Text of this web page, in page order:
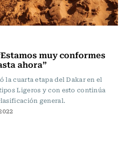
muy conformes
ahora”
cuarta etapa del Dakar en el
Ligeros y con esto continúa
general.